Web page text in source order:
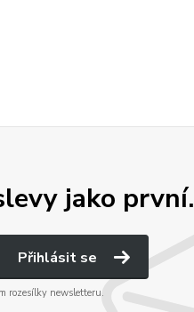
jako první.
Přihlásit se
rozesílky newsletteru.